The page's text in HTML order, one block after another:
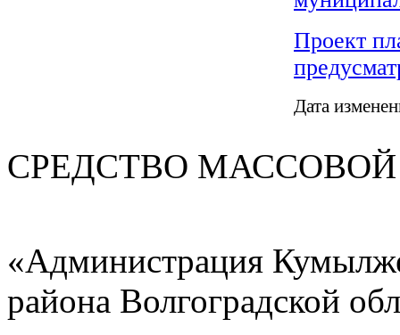
Проект
Дата
СРЕДСТВО
«Администрация
района Волгоградской